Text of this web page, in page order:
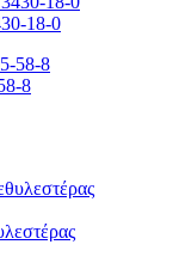
18-0
8